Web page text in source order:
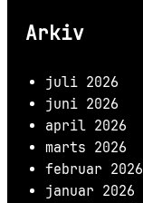
Arkiv
juli 2026
juni 2026
april 2026
marts 2026
februar 2026
januar 2026